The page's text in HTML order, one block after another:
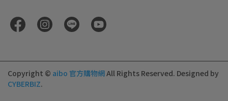
Copyright © aibo 官方購物網All Rights Reserved. Designed by
CYBERBIZ.